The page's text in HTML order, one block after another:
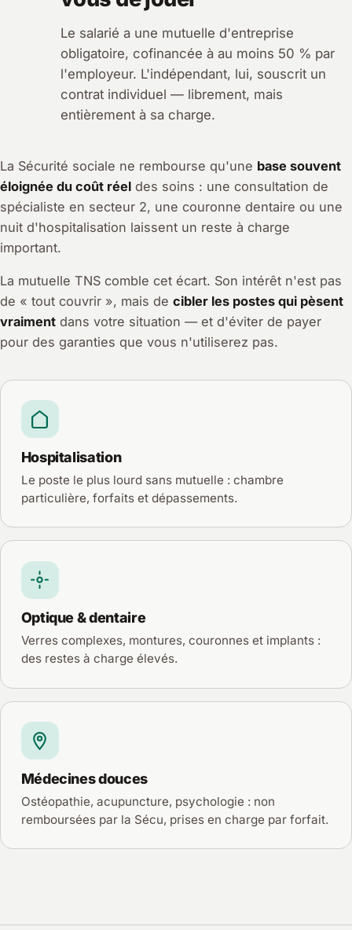
Le salarié a une mutuelle d'entreprise
obligatoire, cofinancée à au moins 50 % par
l'employeur. L'indépendant, lui, souscrit un
contrat individuel — librement, mais
entièrement à sa charge.
La Sécurité sociale ne rembourse qu'une base souvent
éloignée du coût réel des soins : une consultation de
spécialiste en secteur 2, une couronne dentaire ou une
nuit d'hospitalisation laissent un reste à charge
important.
La mutuelle TNS comble cet écart. Son intérêt n'est pas
de « tout couvrir », mais de cibler les postes qui pèsent
vraiment dans votre situation — et d'éviter de payer
pour des garanties que vous n'utiliserez pas.
Hospitalisation
Le poste le plus lourd sans mutuelle : chambre
particulière, forfaits et dépassements.
Optique & dentaire
Verres complexes, montures, couronnes et implants :
des restes à charge élevés.
Médecines douces
Ostéopathie, acupuncture, psychologie : non
remboursées par la Sécu, prises en charge par forfait.